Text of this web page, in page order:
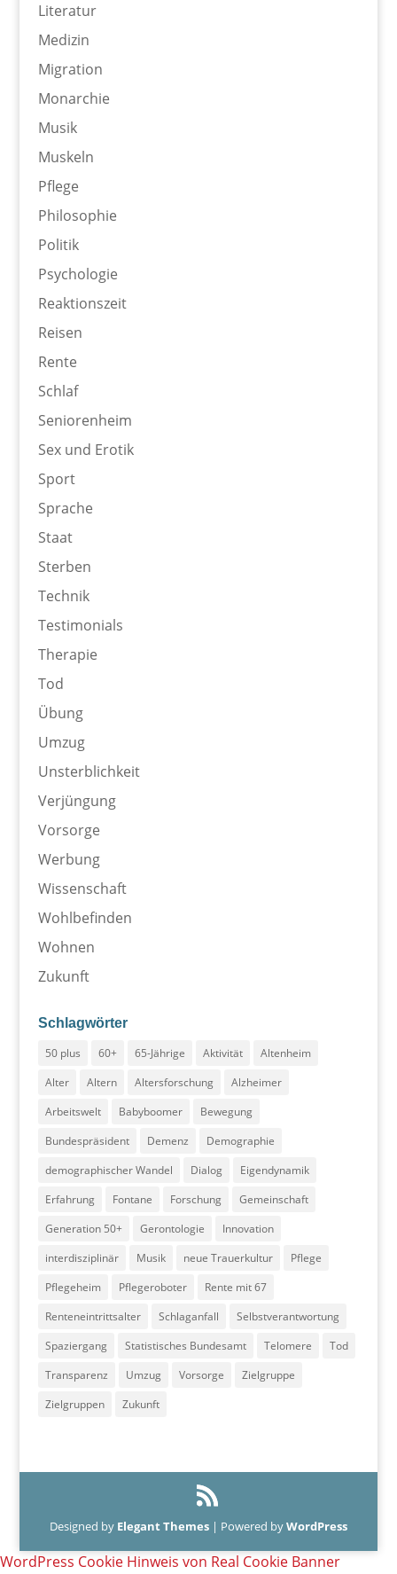
Literatur
Medizin
Migration
Monarchie
Musik
Muskeln
Pflege
Philosophie
Politik
Psychologie
Reaktionszeit
Reisen
Rente
Schlaf
Seniorenheim
Sex und Erotik
Sport
Sprache
Staat
Sterben
Technik
Testimonials
Therapie
Tod
Übung
Umzug
Unsterblichkeit
Verjüngung
Vorsorge
Werbung
Wissenschaft
Wohlbefinden
Wohnen
Zukunft
Schlagwörter
50 plus
60+ 65-Jährige Aktivität
Altenheim
Alter
Altern Altersforschung
Alzheimer
Arbeitswelt
Babyboomer
Bewegung
Bundespräsident
Demenz
Demographie
demographischer Wandel
Dialog
Eigendynamik
Erfahrung
Fontane Forschung
Gemeinschaft
Generation 50+
Gerontologie
Innovation
interdisziplinär
Musik neue Trauerkultur
Pflege
Pflegeheim
Pflegeroboter
Rente mit 67
Renteneintrittsalter
Schlaganfall
Selbstverantwortung
Spaziergang
Statistisches Bundesamt Telomere
Tod
Transparenz
Umzug Vorsorge
Zielgruppe
Zielgruppen
Zukunft
Designed by Elegant Themes| Powered byWordPress
WordPress Cookie Hinweis von Real Cookie Banner